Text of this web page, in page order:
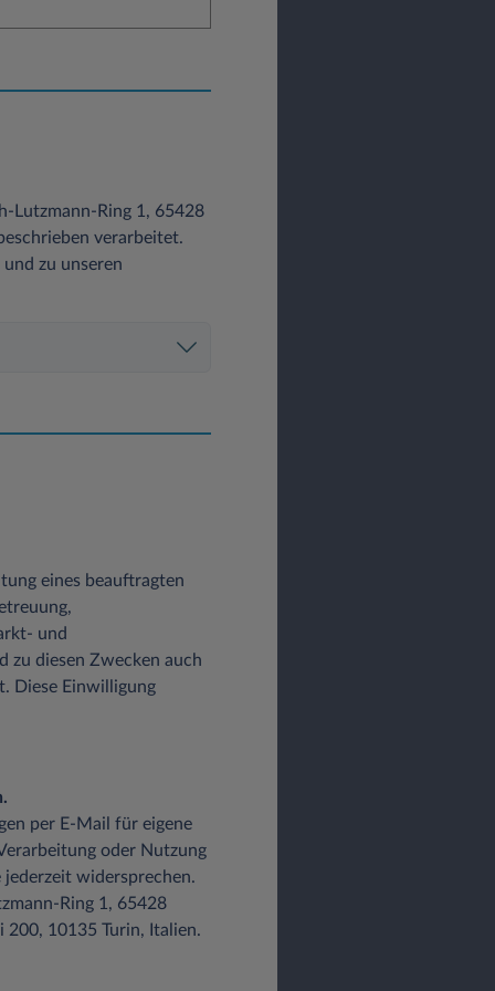
Lutzmann-Ring 1, 65428
verarbeitet.
zu unseren
eines beauftragten
und
zu diesen Zwecken auch
Diese Einwilligung
per E-Mail für eigene
oder Nutzung
widersprechen.
Ring 1, 65428
200, 10135 Turin, Italien.